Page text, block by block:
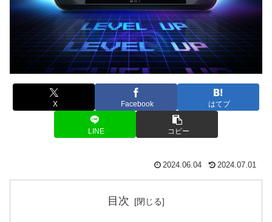
X Facebook はてブ
LINE コピー
2024.06.04 2024.07.01
目次